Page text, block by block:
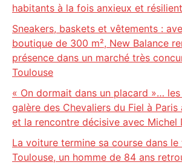
habitants à la fois anxieux et
Sneakers, baskets et vêtements :
boutique de 300 m², New Balance
présence dans un marché très
Toulouse
« On dormait dans un placard »… les
galère des Chevaliers du Fiel à
et la rencontre décisive avec Michel
La voiture termine sa course dans
Toulouse, un homme de 84 ans